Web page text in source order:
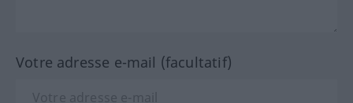
Votre adresse e-mail (facultatif)